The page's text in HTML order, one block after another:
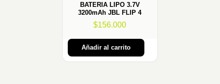
BATERIA LIPO 3.7V
3200mAh JBL FLIP 4
$156.000
Añadir al carrito